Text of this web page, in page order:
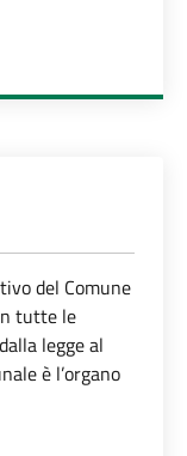
del Comune
tutte le
legge al
è l’organo